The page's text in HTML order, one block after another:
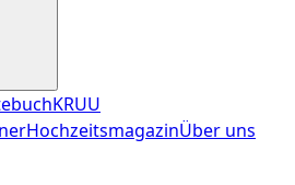
KRUU
HochzeitsmagazinÜber uns